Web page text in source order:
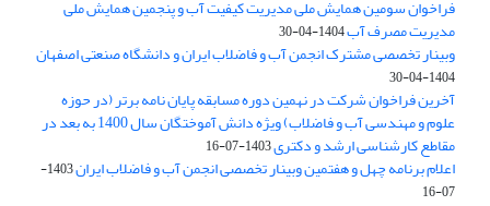
فراخوان سومین همایش ملی مدیریت کیفیت آب و پنجمین همایش ملی
مدیریت مصرف آب1404-04-30
وبینار تخصصی مشترک انجمن آب و فاضلاب ایران و دانشگاه صنعتی اصفهان
1404-04-30
آخرین فراخوان شرکت در نهمین دوره مسابقه پایان نامه برتر (در حوزه
علوم و مهندسی آب و فاضلاب) ویژه دانش آموختگان سال 1400 به بعد در
مقاطع کارشناسی ارشد و دکتری1403-07-16
اعلام برنامه چهل و هفتمین وبینار تخصصی انجمن آب و فاضلاب ایران
1403-
07-16